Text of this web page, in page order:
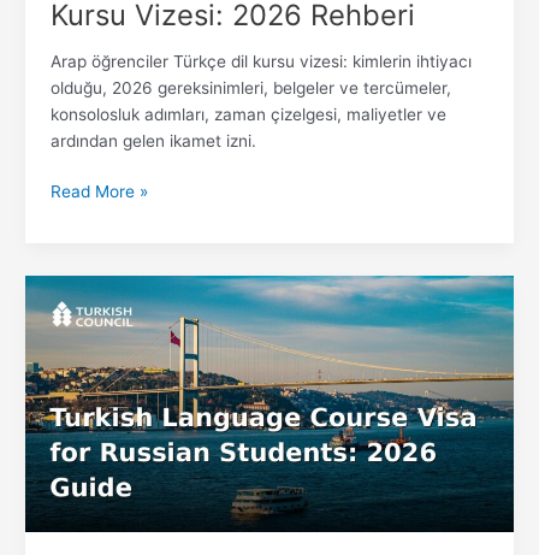
Kursu Vizesi: 2026 Rehberi
Arap öğrenciler Türkçe dil kursu vizesi: kimlerin ihtiyacı
olduğu, 2026 gereksinimleri, belgeler ve tercümeler,
konsolosluk adımları, zaman çizelgesi, maliyetler ve
ardından gelen ikamet izni.
Read More »
Rus
Öğrenciler
Türkçe
Dil
Kursu
Vizesi:
2026
Rehberi